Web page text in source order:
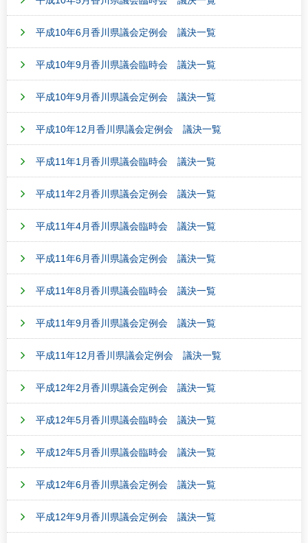
平成10年6月香川県議会定例会 議決一覧
平成10年9月香川県議会臨時会 議決一覧
平成10年9月香川県議会定例会 議決一覧
平成10年12月香川県議会定例会 議決一覧
平成11年1月香川県議会臨時会 議決一覧
平成11年2月香川県議会定例会 議決一覧
平成11年4月香川県議会臨時会 議決一覧
平成11年6月香川県議会定例会 議決一覧
平成11年8月香川県議会臨時会 議決一覧
平成11年9月香川県議会定例会 議決一覧
平成11年12月香川県議会定例会 議決一覧
平成12年2月香川県議会定例会 議決一覧
平成12年5月香川県議会臨時会 議決一覧
平成12年5月香川県議会臨時会 議決一覧
平成12年6月香川県議会定例会 議決一覧
平成12年9月香川県議会定例会 議決一覧